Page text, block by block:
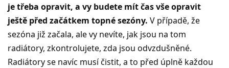
je třeba opravit, a vy budete mít čas vše opravit
ještě před začátkem topné sezóny. V případě, že
sezóna již začala, ale vy nevíte, jak jsou na tom
radiátory, zkontrolujete, zda jsou odvzdušněné.
Radiátory se navíc musí čistit, a to před úplně každou